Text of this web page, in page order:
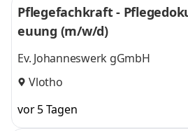
Pflegefachkraft -
euung (m/w/d)
Ev. Johanneswerk gGmbH
Vlotho
vor 5 Tagen